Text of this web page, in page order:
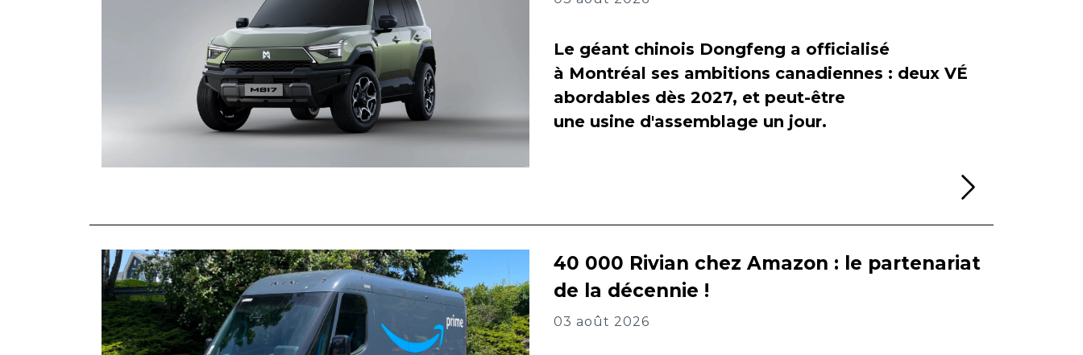
Le géant chinois Dongfeng a officialisé
à Montréal ses ambitions canadiennes : deux VÉ
abordables dès 2027, et peut-être
une usine d'assemblage un jour.
40 000 Rivian chez Amazon : le partenariat
de la décennie !
03 août 2026